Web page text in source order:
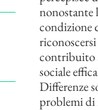
nonostante
condizione
contribuito
sociale
Differenze
problemi di